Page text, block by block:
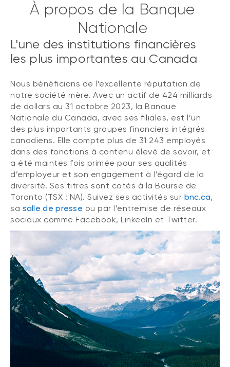
À propos de la Banque
Nationale
L'une des institutions financières
les plus importantes au Canada
Nous bénéficions de l’excellente réputation de
notre société mère. Avec un actif de 424 milliards
de dollars au 31 octobre 2023, la Banque
Nationale du Canada, avec ses filiales, est l’un
des plus importants groupes financiers intégrés
canadiens. Elle compte plus de 31 243 employés
dans des fonctions à contenu élevé de savoir, et
a été maintes fois primée pour ses qualités
d’employeur et son engagement à l’égard de la
diversité. Ses titres sont cotés à la Bourse de
Toronto (TSX : NA). Suivez ses activités sur bnc.ca,
sa salle de presse ou par l’entremise de réseaux
sociaux comme Facebook, LinkedIn et Twitter.